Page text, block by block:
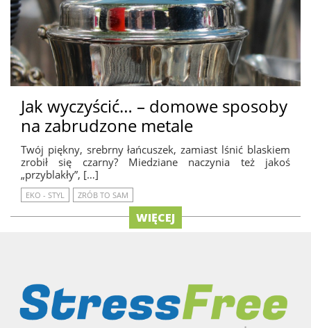
Jak wyczyścić… – domowe sposoby
na zabrudzone metale
Twój piękny, srebrny łańcuszek, zamiast lśnić blaskiem
zrobił się czarny? Miedziane naczynia też jakoś
„przyblakły”, […]
EKO - STYL ZRÓB TO SAM
WIĘCEJ